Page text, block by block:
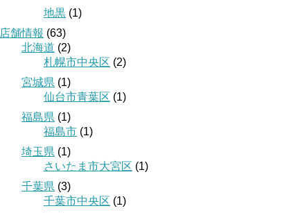
地黒 (1)
店舗情報 (63)
北海道 (2)
札幌市中央区 (2)
宮城県 (1)
仙台市青葉区 (1)
福島県 (1)
福島市 (1)
埼玉県 (1)
さいたま市大宮区 (1)
千葉県 (3)
千葉市中央区 (1)